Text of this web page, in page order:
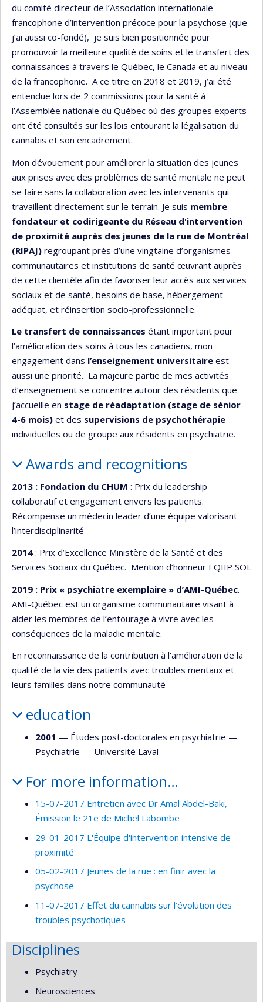
du comité directeur de l’Association internationale
francophone d’intervention précoce pour la psychose (que
j’ai aussi co-fondé), je suis bien positionnée pour
promouvoir la meilleure qualité de soins et le transfert des
connaissances à travers le Québec, le Canada et au niveau
de la francophonie. A ce titre en 2018 et 2019, j’ai été
entendue lors de 2 commissions pour la santé à
l’Assemblée nationale du Québec où des groupes experts
ont été consultés sur les lois entourant la légalisation du
cannabis et son encadrement.
Mon dévouement pour améliorer la situation des jeunes
aux prises avec des problèmes de santé mentale ne peut
se faire sans la collaboration avec les intervenants qui
travaillent directement sur le terrain. Je suis membre
fondateur et codirigeante du Réseau d'intervention
de proximité auprès des jeunes de la rue de Montréal
(RIPAJ) regroupant près d’une vingtaine d’organismes
communautaires et institutions de santé œuvrant auprès
de cette clientèle afin de favoriser leur accès aux services
sociaux et de santé, besoins de base, hébergement
adéquat, et réinsertion socio-professionnelle.
Le transfert de connaissances étant important pour
l’amélioration des soins à tous les canadiens, mon
engagement dans l’enseignement universitaire est
aussi une priorité. La majeure partie de mes activités
d’enseignement se concentre autour des résidents que
j’accueille en stage de réadaptation (stage de sénior
4-6 mois) et des supervisions de psychothérapie
individuelles ou de groupe aux résidents en psychiatrie.
Awards and recognitions
2013 : Fondation du CHUM : Prix du leadership
collaboratif et engagement envers les patients.
Récompense un médecin leader d’une équipe valorisant
l’interdisciplinarité
2014 : Prix d’Excellence Ministère de la Santé et des
Services Sociaux du Québec. Mention d’honneur EQIIP SOL
2019 : Prix « psychiatre exemplaire » d’AMI-Québec.
AMI-Québec est un organisme communautaire visant à
aider les membres de l’entourage à vivre avec les
conséquences de la maladie mentale.
En reconnaissance de la contribution à l'amélioration de la
qualité de la vie des patients avec troubles mentaux et
leurs familles dans notre communauté
education
2001 — Études post-doctorales en psychiatrie —
Psychiatrie — Université Laval
For more information…
15-07-2017 Entretien avec Dr Amal Abdel-Baki,
Émission le 21e de Michel Labombe
29-01-2017 L'Équipe d'intervention intensive de
proximité
05-02-2017 Jeunes de la rue : en finir avec la
psychose
11-07-2017 Effet du cannabis sur l’évolution des
troubles psychotiques
Disciplines
Psychiatry
Neurosciences